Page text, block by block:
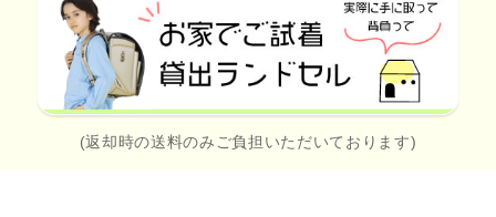
(返却時の送料のみご負担いただいております)